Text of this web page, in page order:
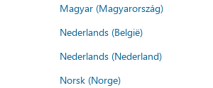
Magyar (Magyarország)
Nederlands (België)
Nederlands (Nederland)
Norsk (Norge)